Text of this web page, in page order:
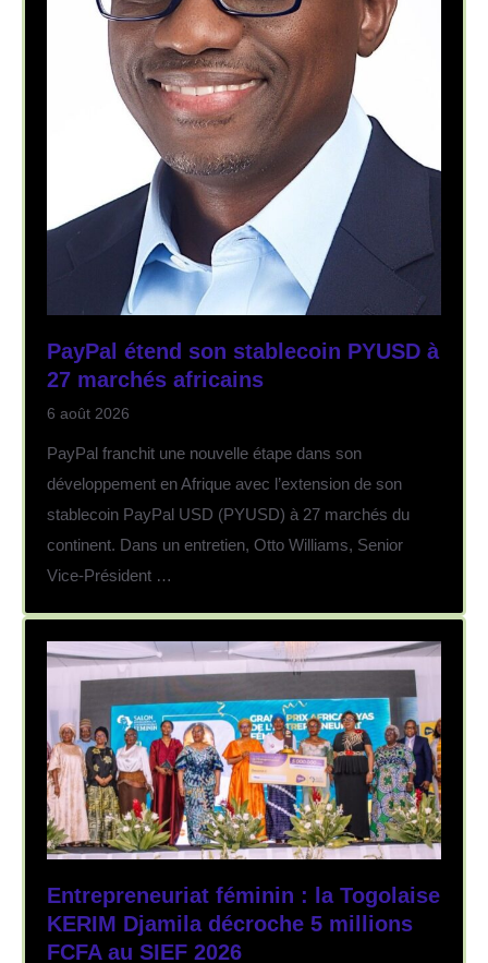
PayPal étend son stablecoin PYUSD à
27 marchés africains
6 août 2026
PayPal franchit une nouvelle étape dans son
développement en Afrique avec l’extension de son
stablecoin PayPal USD (PYUSD) à 27 marchés du
continent. Dans un entretien, Otto Williams, Senior
Vice-Président …
Entrepreneuriat féminin : la Togolaise
KERIM Djamila décroche 5 millions
FCFA au SIEF 2026